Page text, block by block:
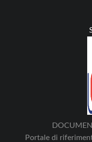
Portale di